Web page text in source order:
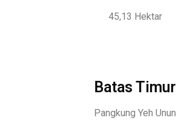
45,13 Hektar
Batas Timur
Pangkung Yeh Unun